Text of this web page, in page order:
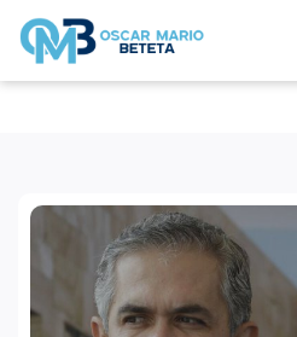
Nacional
En los tiempos de la radio
Entrevistas